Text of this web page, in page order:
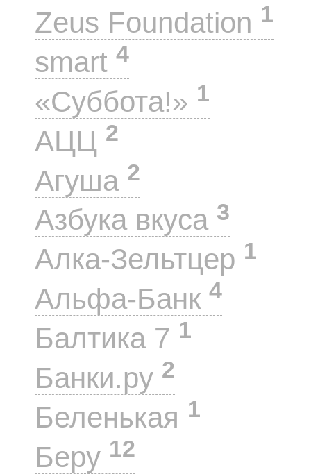
Zeus Foundation 1
smart 4
«Суббота!» 1
АЦЦ 2
Агуша 2
Азбука вкуса 3
Алка-Зельтцер 1
Альфа-Банк 4
Балтика 7 1
Банки.ру 2
Беленькая 1
Беру 12